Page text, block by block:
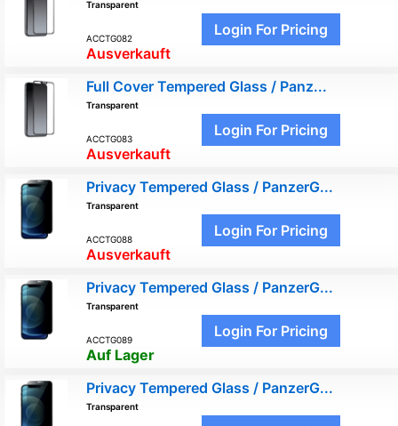
Transparent
ACCTG082
Ausverkauft
Login For Pricing
Full Cover Tempered Glass / Panz...
Transparent
ACCTG083
Ausverkauft
Login For Pricing
Privacy Tempered Glass / PanzerG...
Transparent
ACCTG088
Ausverkauft
Login For Pricing
Privacy Tempered Glass / PanzerG...
Transparent
ACCTG089
Auf Lager
Login For Pricing
Privacy Tempered Glass / PanzerG...
Transparent